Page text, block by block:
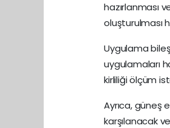
hazırlanması
oluşturulması
Uygulama
uygulamaları
kirliliği ölçüm
Ayrıca, güneş
karşılanacak